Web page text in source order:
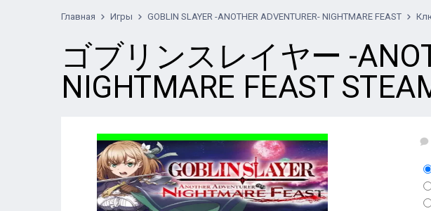
Главная Игры GOBLIN SLAYER -ANOTHER ADVENTURER- NIGHTMARE FEAST
ゴブリンスレイヤー -
NIGHTMARE FEAST